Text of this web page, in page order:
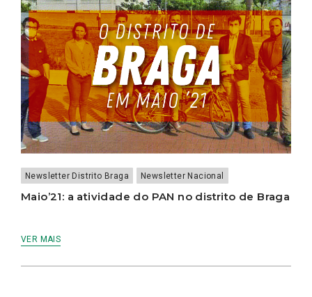
Newsletter Distrito Braga Newsletter Nacional
Maio’21: a atividade do PAN no distrito de Braga
VER MAIS